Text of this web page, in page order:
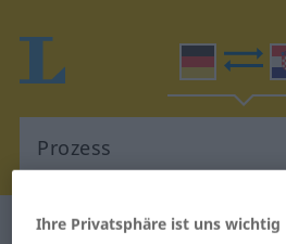
Deutsch-Kroatisch Wörterbuch
Ihre Privatsphäre ist uns wichtig